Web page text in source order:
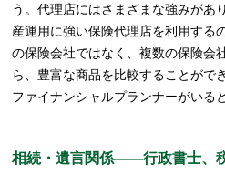
う。代理店にはさまざまな強みがあ
産運用に強い保険代理店を利用する
の保険会社ではなく、複数の保険会
ら、豊富な商品を比較することがで
ファイナンシャルプランナーがいる
相続・遺言関係――行政書士、